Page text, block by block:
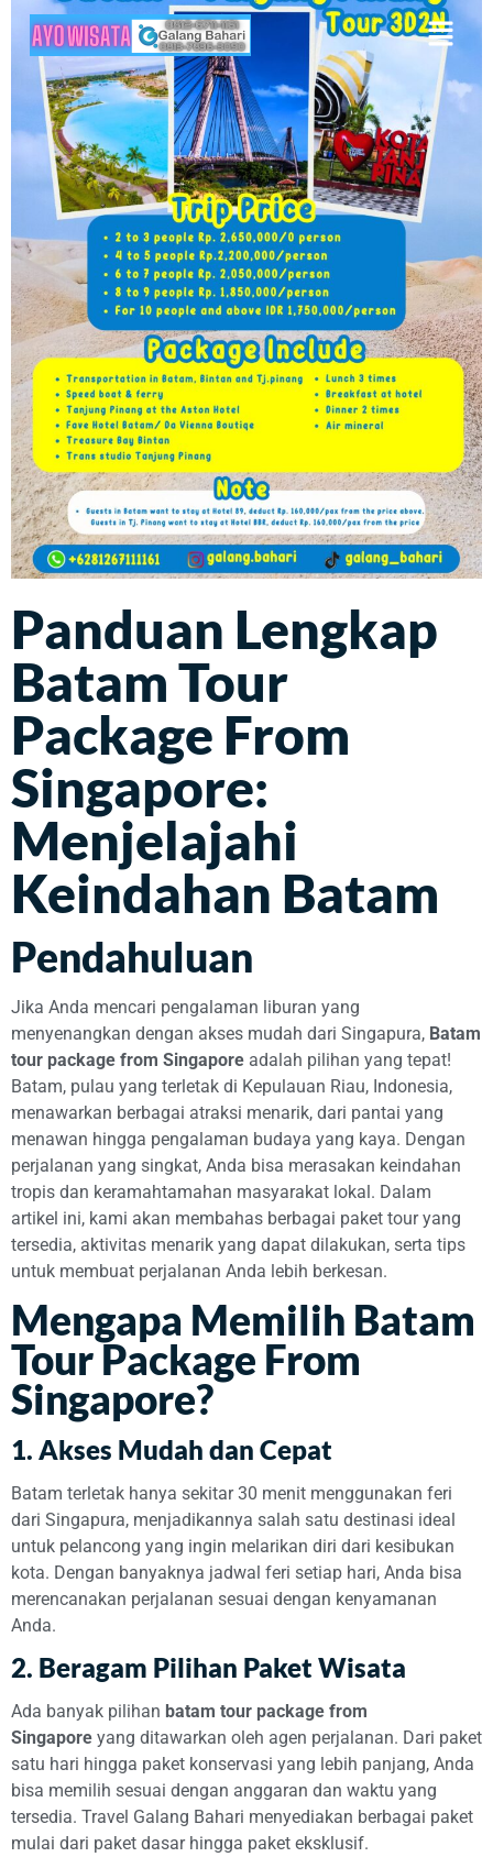
Panduan Lengkap
Batam Tour
Package From
Singapore:
Menjelajahi
Keindahan Batam
Pendahuluan
Jika Anda mencari pengalaman liburan yang
menyenangkan dengan akses mudah dari Singapura, Batam
tour package from Singapore adalah pilihan yang tepat!
Batam, pulau yang terletak di Kepulauan Riau, Indonesia,
menawarkan berbagai atraksi menarik, dari pantai yang
menawan hingga pengalaman budaya yang kaya. Dengan
perjalanan yang singkat, Anda bisa merasakan keindahan
tropis dan keramahtamahan masyarakat lokal. Dalam
artikel ini, kami akan membahas berbagai paket tour yang
tersedia, aktivitas menarik yang dapat dilakukan, serta tips
untuk membuat perjalanan Anda lebih berkesan.
Mengapa Memilih Batam
Tour Package From
Singapore?
1. Akses Mudah dan Cepat
Batam terletak hanya sekitar 30 menit menggunakan feri
dari Singapura, menjadikannya salah satu destinasi ideal
untuk pelancong yang ingin melarikan diri dari kesibukan
kota. Dengan banyaknya jadwal feri setiap hari, Anda bisa
merencanakan perjalanan sesuai dengan kenyamanan
Anda.
2. Beragam Pilihan Paket Wisata
Ada banyak pilihan batam tour package from
Singapore yang ditawarkan oleh agen perjalanan. Dari paket
satu hari hingga paket konservasi yang lebih panjang, Anda
bisa memilih sesuai dengan anggaran dan waktu yang
tersedia. Travel Galang Bahari menyediakan berbagai paket
mulai dari paket dasar hingga paket eksklusif.